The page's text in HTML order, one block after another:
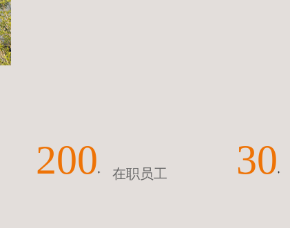
200 + 在职员工 30 +